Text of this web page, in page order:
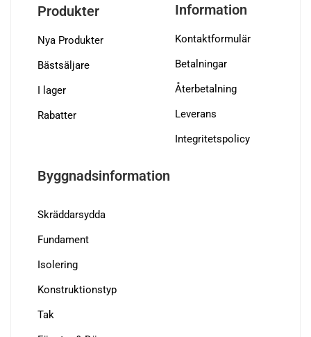
Produkter
Nya Produkter
Bästsäljare
I lager
Rabatter
Information
Kontaktformulär
Betalningar
Återbetalning
Leverans
Integritetspolicy
Byggnadsinformation
Skräddarsydda
Fundament
Isolering
Konstruktionstyp
Tak